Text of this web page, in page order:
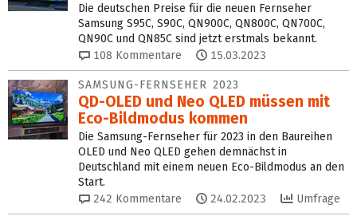
Die deutschen Preise für die neuen Fernseher
Samsung S95C, S90C, QN900C, QN800C, QN700C,
QN90C und QN85C sind jetzt erstmals bekannt.
108 Kommentare 15.03.2023
SAMSUNG-FERNSEHER 2023
QD-OLED und Neo QLED müssen mit
Eco-Bildmodus kommen
Die Samsung-Fernseher für 2023 in den Baureihen
OLED und Neo QLED gehen demnächst in
Deutschland mit einem neuen Eco-Bildmodus an den
Start.
242 Kommentare 24.02.2023 Umfrage